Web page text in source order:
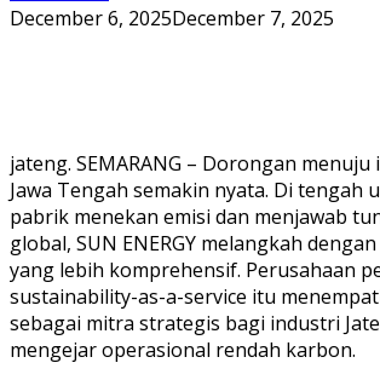
December 6, 2025December 7, 2025
jateng. SEMARANG – Dorongan
Jawa Tengah semakin nyata. Di tengah
pabrik menekan emisi dan menjawab
global, SUN ENERGY melangkah
yang lebih komprehensif. Perusahaan
sustainability-as-a-service itu
sebagai mitra strategis bagi industri
mengejar operasional rendah karbon.